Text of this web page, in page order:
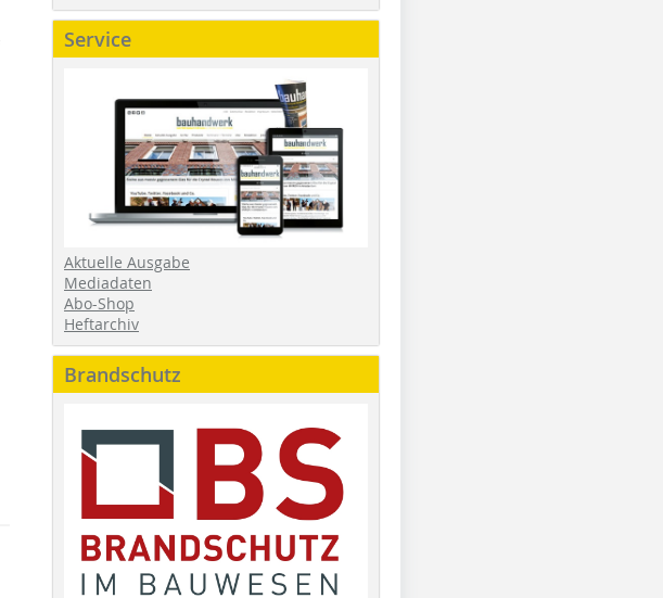
Service
Aktuelle Ausgabe
Mediadaten
Abo-Shop
Heftarchiv
Brandschutz